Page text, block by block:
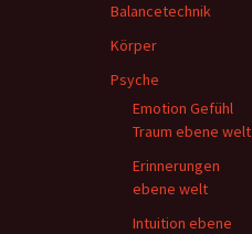
Balancetechnik
Körper
Psyche
Emotion Gefühl
Traum ebene welt
Erinnerungen
ebene welt
Intuition ebene